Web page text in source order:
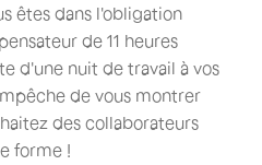
êtes dans l'obligation
de 11 heures
d'une nuit de travail à vos
de vous montrer
des collaborateurs
forme !